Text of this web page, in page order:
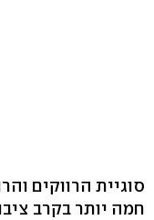
סוגיית הרווקים
חמה יותר בקרב